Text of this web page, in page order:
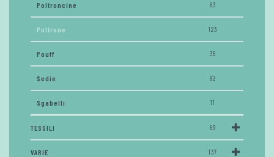
Poltroncine 63
Poltrone 123
Pouff 35
Sedie 92
Sgabelli 11
TESSILI 69
VARIE 137